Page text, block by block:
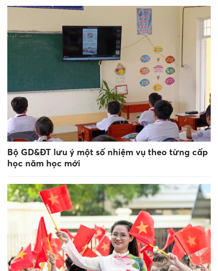
Bộ GD&ĐT lưu ý một số nhiệm vụ theo từng cấp
học năm học mới